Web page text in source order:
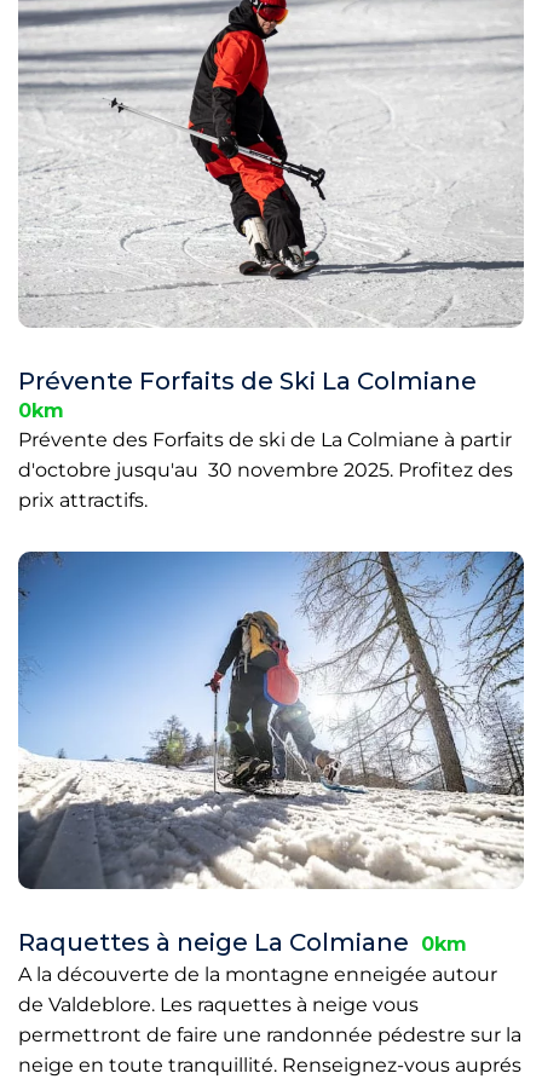
Prévente Forfaits de Ski La Colmiane
0km
Prévente des Forfaits de ski de La Colmiane à partir
d'octobre jusqu'au 30 novembre 2025. Profitez des
prix attractifs.
Raquettes à neige La Colmiane
0km
A la découverte de la montagne enneigée autour
de Valdeblore. Les raquettes à neige vous
permettront de faire une randonnée pédestre sur la
neige en toute tranquillité. Renseignez-vous auprés